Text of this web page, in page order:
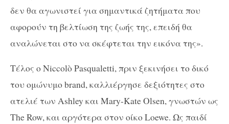
δεν θα αγωνιστεί για σημαντικά ζητήματα που
αφορούν τη βελτίωση της ζωής της, επειδή θα
αναλώνεται στο να σκέφτεται την εικόνα της».
Τέλος ο Niccolò Pasqualetti, πριν ξεκινήσει το δικό
του ομώνυμο brand, καλλιέργησε δεξιότητες στο
ατελιέ των Ashley και Mary-Kate Olsen, γνωστών ως
The Row, και αργότερα στον οίκο Loewe. Ως παιδί